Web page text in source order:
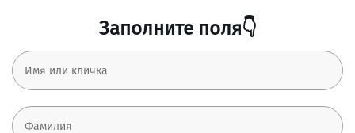
Заполните поля👇